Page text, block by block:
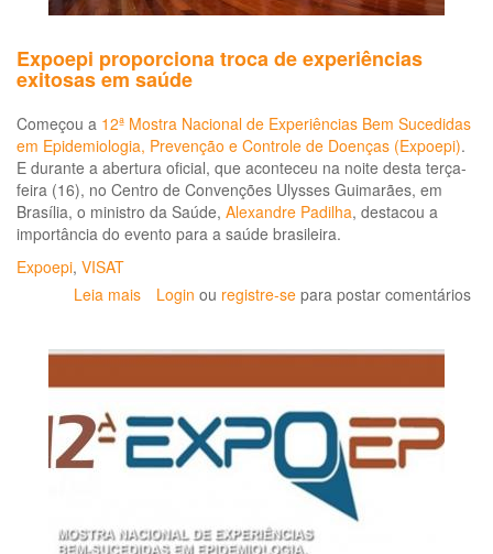
Expoepi proporciona troca de experiências
exitosas em saúde
Começou a 12ª Mostra Nacional de Experiências Bem Sucedidas
em Epidemiologia, Prevenção e Controle de Doenças (Expoepi).
E durante a abertura oficial, que aconteceu na noite desta terça-
feira (16), no Centro de Convenções Ulysses Guimarães, em
Brasília, o ministro da Saúde, Alexandre Padilha, destacou a
importância do evento para a saúde brasileira.
Expoepi, VISAT
Leia mais sobre
troca
de
exitosas
em
saúde
Login ou registre-se para postar comentários